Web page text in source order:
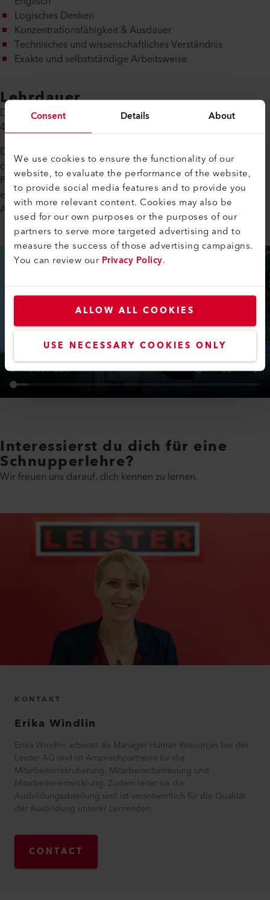
Consent Details About
We use cookies to ensure the functionality of our
website, to evaluate the performance of the website,
to provide social media features and to provide you
with more relevant content. Cookies may also be
used for our own purposes or the purposes of our
partners to serve more targeted advertising and to
measure the success of those advertising campaigns.
You can review ourPrivacy Policy.
ALLOW ALL COOKIES
USE NECESSARY COOKIES ONLY
Logisches Denken
Konzentrationsfähigkeit & Ausdauer
Technisches und wissenschaftliches Verständnis
Exakte und selbstständige Arbeitsweise
Lehrdauer
Die berufliche Grundausbildung als Physiklaborant/in dauert
4 Jahre.
Dein Ausbildungsprogramm während den vier Jahren wird
dem Lehrplan der Schule angepasst, damit du Theorie und
Praxis verbinden kannst. Am Ende deiner Lehrzeit bist du mit
einer guten Ausbildung im Gepäck bestens für den
Arbeitsmarkt gerüstet.
Interessierst du dich für eine
Schnupperlehre?
Wir freuen uns darauf, dich kennen zu lernen.
KONTAKT
Erika Windlin
Erika Windlin arbeitet als Manager Human Resources bei der
Leister AG und ist Ansprechpartnerin für die
Mitarbeiterrekrutierung, Mitarbeiterbetreuung und
Mitarbeiterentwicklung. Zudem leitet sie die
Ausbildungsabteilung und ist verantwortlich für die Qualität
der Ausbildung unserer Lernenden.
CONTACT